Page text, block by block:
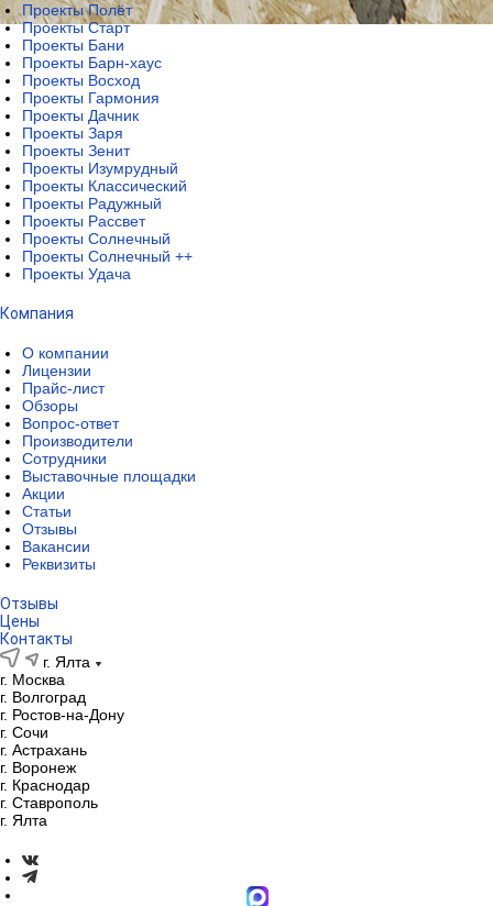
Проекты Полёт
Проекты Старт
Проекты Бани
Проекты Барн-хаус
Проекты Восход
Проекты Гармония
Проекты Дачник
Проекты Заря
Проекты Зенит
Проекты Изумрудный
Проекты Классический
Проекты Радужный
Проекты Рассвет
Проекты Солнечный
Проекты Солнечный ++
Проекты Удача
Компания
О компании
Лицензии
Прайс-лист
Обзоры
Вопрос-ответ
Производители
Сотрудники
Выставочные площадки
Акции
Статьи
Отзывы
Вакансии
Реквизиты
Отзывы
Цены
Контакты
г. Ялта
г. Москва
г. Волгоград
г. Ростов-на-Дону
г. Сочи
г. Астрахань
г. Воронеж
г. Краснодар
г. Ставрополь
г. Ялта